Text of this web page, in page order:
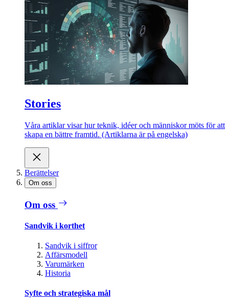
Stories
Våra artiklar visar hur teknik, idéer och människor möts för att
skapa en bättre framtid. (Artiklarna är på engelska)
Berättelser
Om oss
Om oss
Sandvik i korthet
Sandvik i siffror
Affärsmodell
Varumärken
Historia
Syfte och strategiska mål